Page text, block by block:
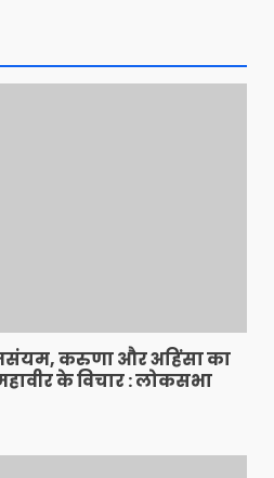
करुणा और अहिंसा का
के विचार : लोकसभा